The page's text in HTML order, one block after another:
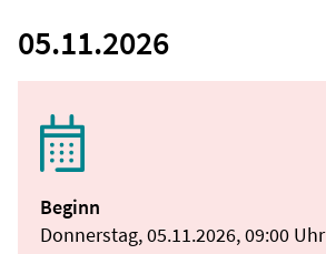
05.11.2026
Beginn
Donnerstag, 05.11.2026, 09:00 Uhr